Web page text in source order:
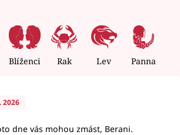
Blíženci Rak Lev Panna
2026
dne vás mohou zmást, Berani.